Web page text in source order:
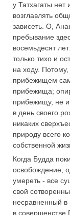
у Татхагаты нет
возглавлять
зависеть. О,
пребывание
восемьдесят
только тихо и
на ходу.
прибежищем
прибежища;
прибежищу, не
в день своего
никаких
природу всего
собственной
Когда Будда
освобождение,
умереть - все
свой
несравненный в
в совершенстве